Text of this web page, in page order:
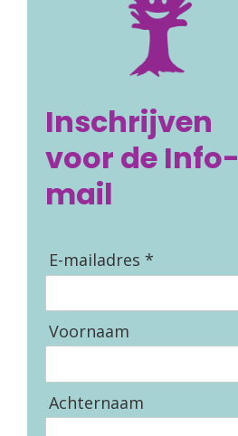
Inschrijven
voor de Info-
mail
E-mailadres *
Voornaam
Achternaam